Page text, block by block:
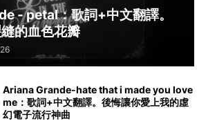
- petal：歌詞+中文翻譯。
的血色花瓣
Ariana Grande-hate that i made you love
me：歌詞+中文翻譯。後悔讓你愛上我的虛
幻電子流行神曲